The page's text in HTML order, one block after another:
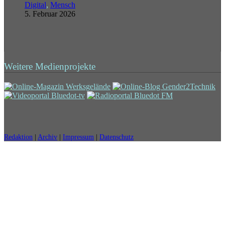
Digital, Mensch
5. Februar 2026
Weitere Medienprojekte
Redaktion Archiv Impressum Datenschutz